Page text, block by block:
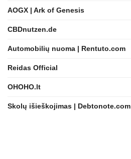
AOGX | Ark of Genesis
CBDnutzen.de
Automobilių nuoma | Rentuto.com
Reidas Official
OHOHO.lt
Skolų išieškojimas | Debtonote.com